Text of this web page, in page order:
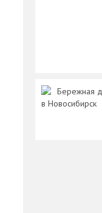
Бережная
в Новосибирск